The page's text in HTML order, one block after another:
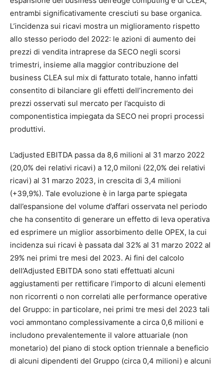
entrambi significativamente cresciuti su base organica.
L’incidenza sui ricavi mostra un miglioramento rispetto
allo stesso periodo del 2022: le azioni di aumento dei
prezzi di vendita intraprese da SECO negli scorsi
trimestri, insieme alla maggior contribuzione del
business CLEA sul mix di fatturato totale, hanno infatti
consentito di bilanciare gli effetti dell’incremento dei
prezzi osservati sul mercato per l’acquisto di
componentistica impiegata da SECO nei propri processi
produttivi.
L’adjusted EBITDA passa da 8,6 milioni al 31 marzo 2022
(20,0% dei relativi ricavi) a 12,0 miloni (22,0% dei relativi
ricavi) al 31 marzo 2023, in crescita di 3,4 milioni
(+39,9%). Tale evoluzione è in larga parte spiegata
dall’espansione del volume d’affari osservata nel periodo
che ha consentito di generare un effetto di leva operativa
ed esprimere un miglior assorbimento delle OPEX, la cui
incidenza sui ricavi è passata dal 32% al 31 marzo 2022 al
29% nei primi tre mesi del 2023. Ai fini del calcolo
dell’Adjusted EBITDA sono stati effettuati alcuni
aggiustamenti per rettificare l’importo di alcuni elementi
non ricorrenti o non correlati alle performance operative
del Gruppo: in particolare, nei primi tre mesi del 2023 tali
voci ammontano complessivamente a circa 0,6 milioni e
includono prevalentemente il valore attuariale (non
monetario) del piano di stock option triennale a beneficio
di alcuni dipendenti del Gruppo (circa 0,4 milioni) e alcuni